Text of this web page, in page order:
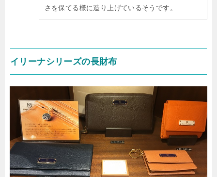
さを保てる様に造り上げているそうです。
イリーナシリーズの長財布